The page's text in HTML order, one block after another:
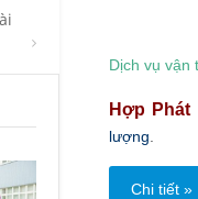
Dịch vụ vận
Hợp Phát
lượng
Chi tiết »